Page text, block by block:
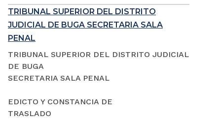
TRIBUNAL SUPERIOR DEL DISTRITO
JUDICIAL DE BUGA SECRETARIA SALA
PENAL
TRIBUNAL SUPERIOR DEL DISTRITO JUDICIAL
DE BUGA
SECRETARIA SALA PENAL
EDICTO Y CONSTANCIA DE
TRASLADO